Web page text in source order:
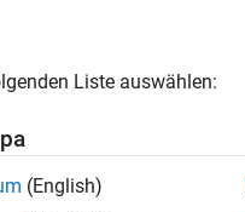
Liste auswählen:
(English)